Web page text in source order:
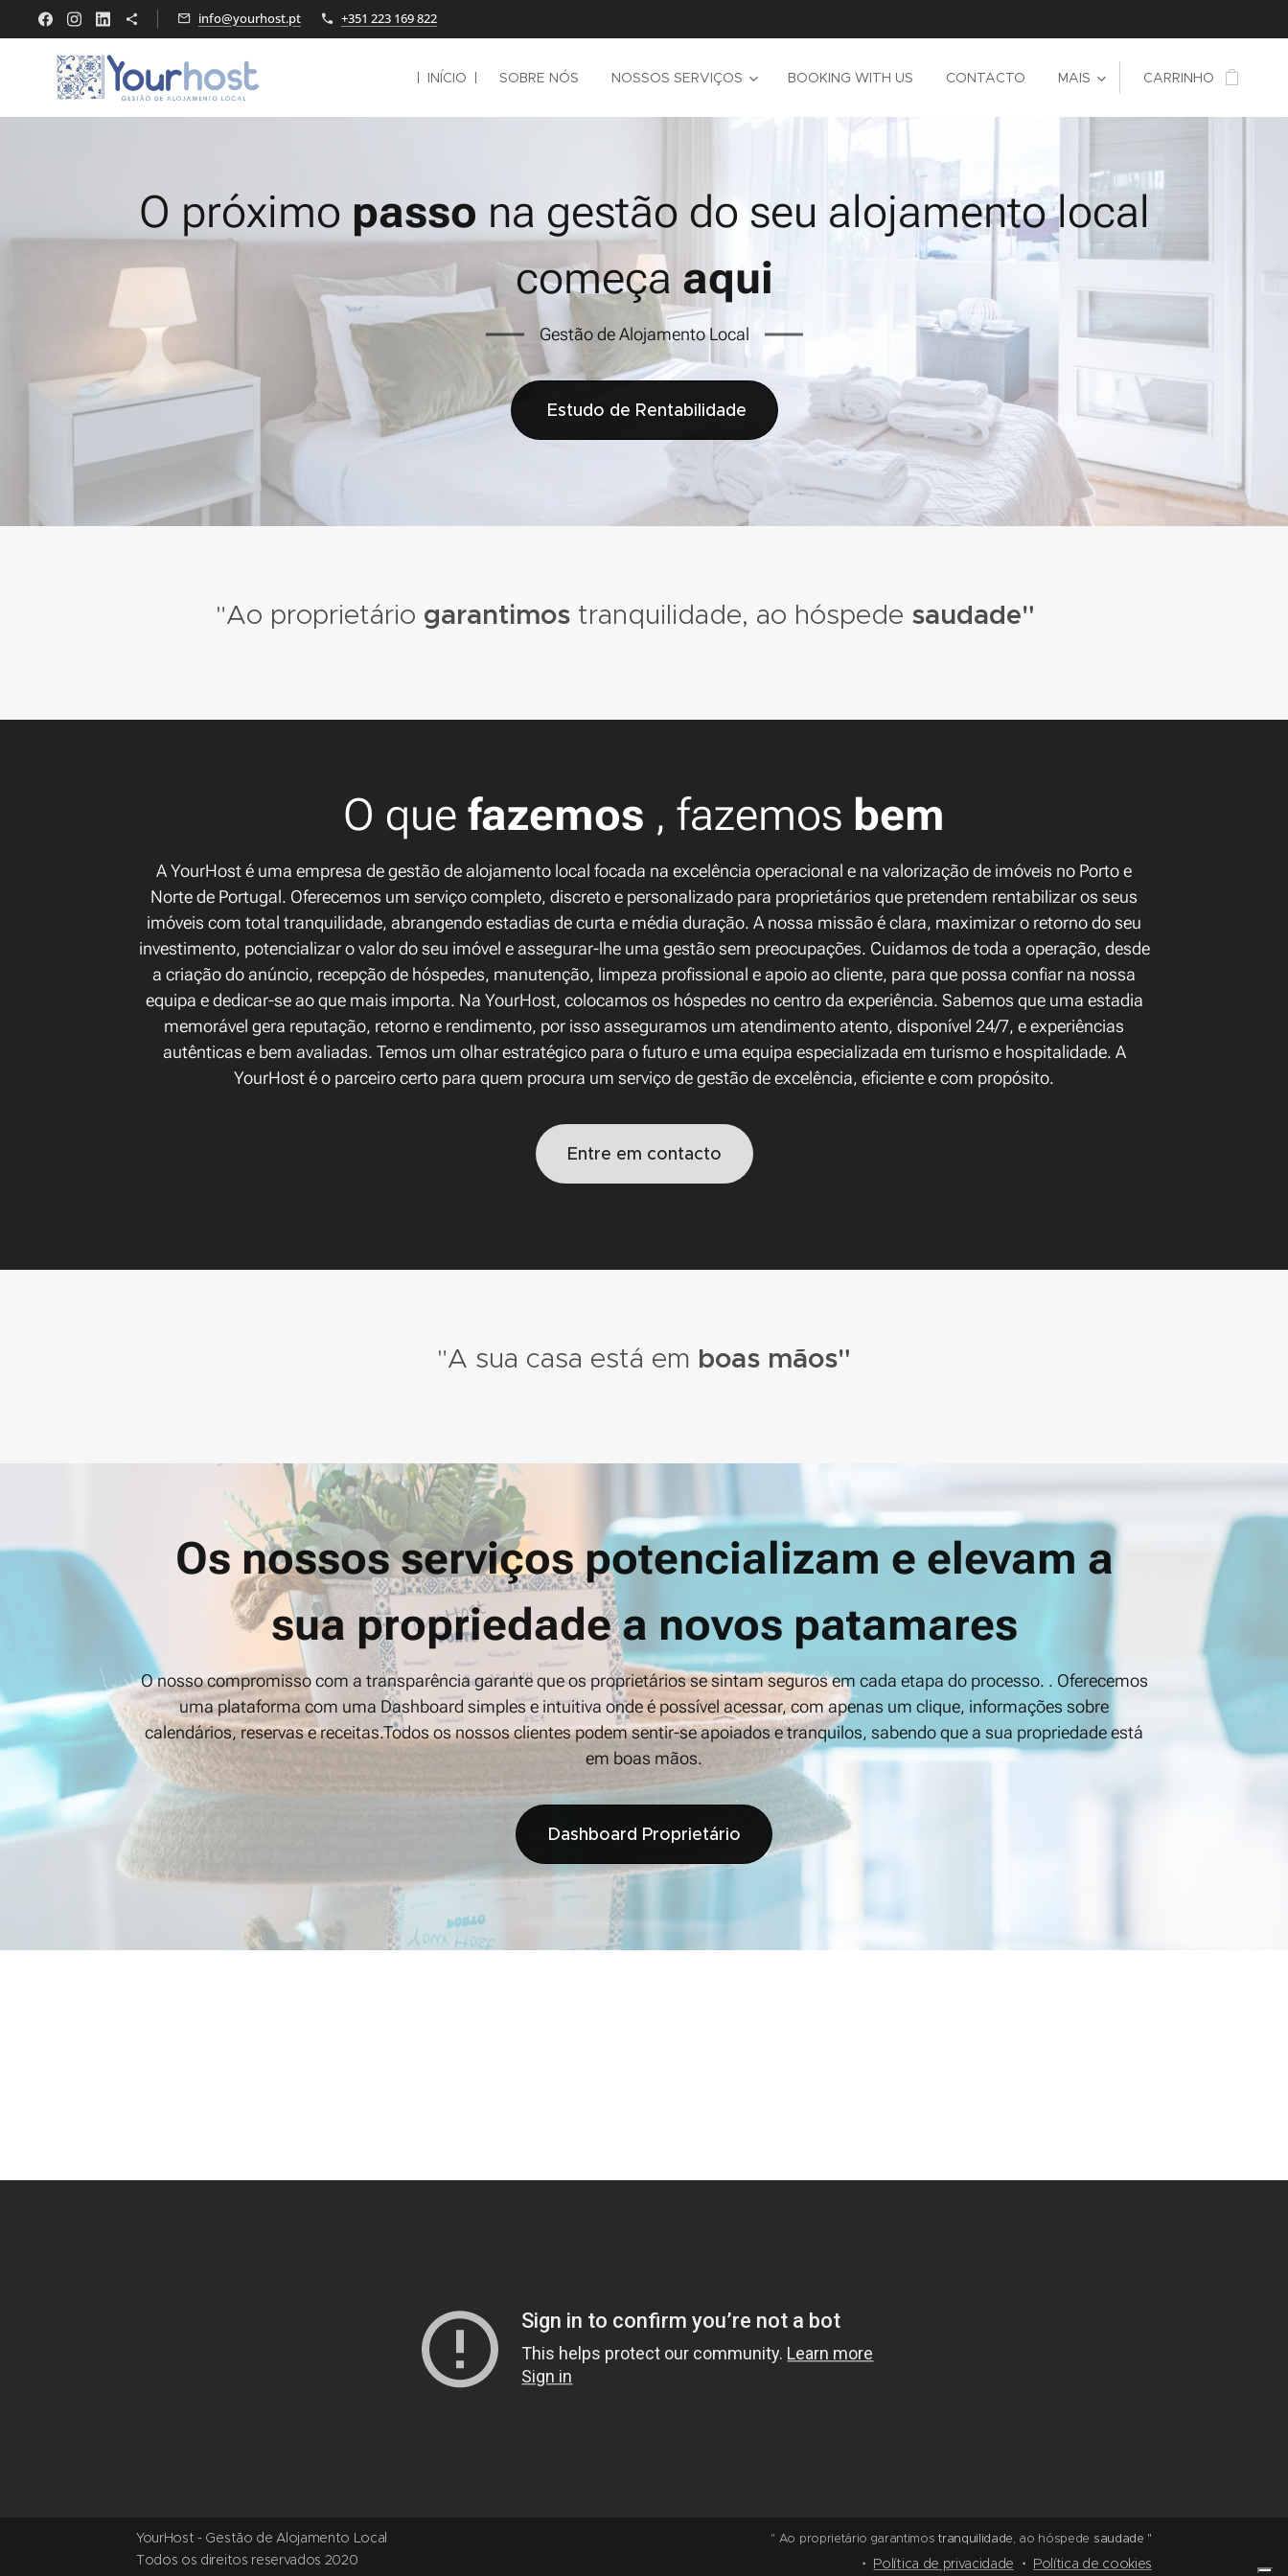
info@yourhost.pt +351 223 169 822
INÍCIO SOBRE NÓS NOSSOS SERVIÇOS BOOKING WITH US CONTACTO MAIS CARRINHO
O próximo passo na gestão do seu alojamento local
começa aqui
Gestão de Alojamento Local
Estudo de Rentabilidade
"Ao proprietário garantimostranquilidade, ao hóspede saudade"
O que fazemos , fazemos bem
A YourHost é uma empresa de gestão de alojamento local focada na excelência operacional e na valorização de imóveis no Porto e
Norte de Portugal. Oferecemos um serviço completo, discreto e personalizado para proprietários que pretendem rentabilizar os seus
imóveis com total tranquilidade, abrangendo estadias de curta e média duração. A nossa missão é clara, maximizar o retorno do seu
investimento, potencializar o valor do seu imóvel e assegurar-lhe uma gestão sem preocupações. Cuidamos de toda a operação, desde
a criação do anúncio, recepção de hóspedes, manutenção, limpeza profissional e apoio ao cliente, para que possa confiar na nossa
equipa e dedicar-se ao que mais importa. Na YourHost, colocamos os hóspedes no centro da experiência. Sabemos que uma estadia
memorável gera reputação, retorno e rendimento, por isso asseguramos um atendimento atento, disponível 24/7, e experiências
autênticas e bem avaliadas. Temos um olhar estratégico para o futuro e uma equipa especializada em turismo e hospitalidade. A
YourHost é o parceiro certo para quem procura um serviço de gestão de excelência, eficiente e com propósito.
Entre em contacto
"A sua casa está em boas mãos"
Os nossos serviços potencializam e elevam a
sua propriedade a novos patamares
O nosso compromisso com a transparência garante que os proprietários se sintam seguros em cada etapa do processo. . Oferecemos
uma plataforma com uma Dashboard simples e intuitiva onde é possível acessar, com apenas um clique, informações sobre
calendários, reservas e receitas.Todos os nossos clientes podem sentir-se apoiados e tranquilos, sabendo que a sua propriedade está
em boas mãos.
Dashboard Proprietário
YourHost - Gestão de Alojamento Local
Todos os direitos reservados 2020
" Ao proprietário garantimos tranquilidade, ao hóspede saudade "
Política de privacidade Política de cookies